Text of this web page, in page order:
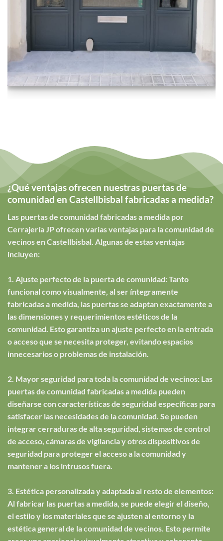
¿Qué ventajas ofrecen nuestras puertas de
comunidad en Castellbisbal fabricadas a medida?
Las puertas de comunidad fabricadas a medida por
Cerrajería JP ofrecen varias ventajas para la comunidad de
vecinos en Castellbisbal. Algunas de estas ventajas
incluyen:
1. Ajuste perfecto de la puerta de comunidad: Tanto
funcional como visualmente, al ser íntegramente
fabricadas a medida, las puertas se adaptan exactamente a
las dimensiones y requerimientos estéticos de la
comunidad. Esto garantiza un ajuste perfecto en la entrada
o acceso que se necesita proteger, evitando espacios
innecesarios o problemas de instalación.
2. Mayor seguridad para toda la comunidad de vecinos: Las
puertas de comunidad fabricadas a medida pueden
diseñarse con características de seguridad específicas para
satisfacer las necesidades de la comunidad. Se pueden
integrar cerraduras de alta seguridad, sistemas de control
de acceso, cámaras de vigilancia y otros dispositivos de
seguridad para proteger el acceso a la comunidad y
mantener a los intrusos fuera.
3. Estética personalizada y adaptada al resto de elementos:
Al fabricar las puertas a medida, se puede elegir el diseño,
el estilo y los materiales que se ajusten al entorno y la
estética general de la comunidad de vecinos. Esto permite